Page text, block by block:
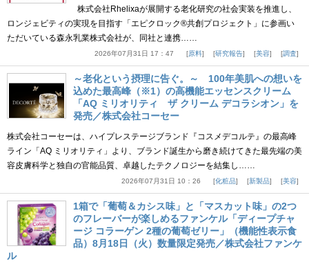
株式会社Rhelixaが展開する老化研究の社会実装を推進し、
ロンジェビティの実現を目指す「エピクロック®共創プロジェクト」に参画い
ただいている森永乳業株式会社が、同社と連携……
2026年07月31日 17：47 原料 研究報告 美容 調査
～老化という摂理に告ぐ。～ 100年美肌への想いを
込めた最高峰（※1）の高機能エッセンスクリーム
「AQ ミリオリティ ザ クリーム デコラシオン」を
発売／株式会社コーセー
株式会社コーセーは、ハイプレステージブランド『コスメデコルテ』の最高峰
ライン「AQ ミリオリティ」より、ブランド誕生から磨き続けてきた最先端の美
容皮膚科学と独自の官能品質、卓越したテクノロジーを結集し……
2026年07月31日 10：26 化粧品 新製品 美容
1箱で「葡萄＆カシス味」と「マスカット味」の2つ
のフレーバーが楽しめるファンケル「ディープチャ
ージ コラーゲン 2種の葡萄ゼリー」（機能性表示食
品）8月18日（火）数量限定発売／株式会社ファンケ
ル